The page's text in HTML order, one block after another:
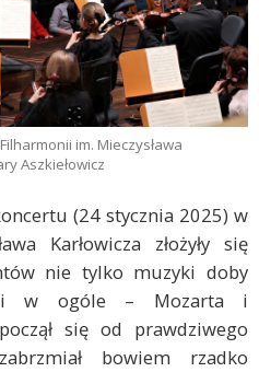
im. Mieczysława
Aszkiełowicz
(24 stycznia 2025) w
Karłowicza złożyły się
nie tylko muzyki doby
w ogóle – Mozarta i
się od prawdziwego
bowiem rzadko